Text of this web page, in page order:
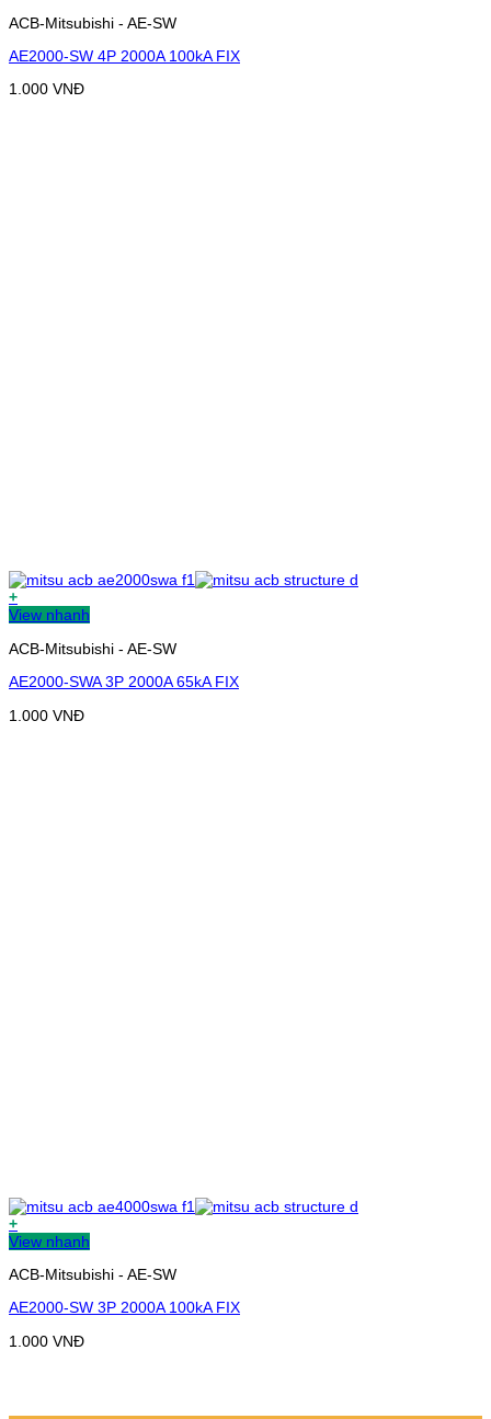
ACB-Mitsubishi - AE-SW
AE2000-SW 4P 2000A 100kA FIX
1.000 VNĐ
+
View nhanh
ACB-Mitsubishi - AE-SW
AE2000-SWA 3P 2000A 65kA FIX
1.000 VNĐ
+
View nhanh
ACB-Mitsubishi - AE-SW
AE2000-SW 3P 2000A 100kA FIX
1.000 VNĐ